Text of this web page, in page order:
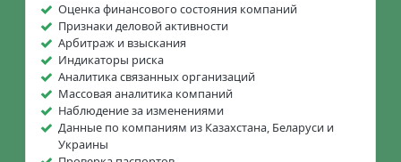
Оценка финансового состояния компаний
Признаки деловой активности
Арбитраж и взыскания
Индикаторы риска
Аналитика связанных организаций
Массовая аналитика компаний
Наблюдение за изменениями
Данные по компаниям из Казахстана, Беларуси и
Украины